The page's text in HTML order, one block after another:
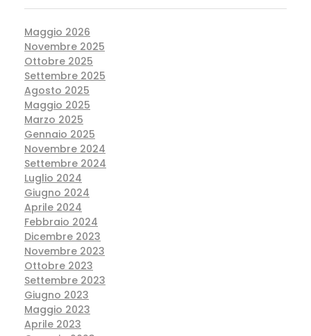
Maggio 2026
Novembre 2025
Ottobre 2025
Settembre 2025
Agosto 2025
Maggio 2025
Marzo 2025
Gennaio 2025
Novembre 2024
Settembre 2024
Luglio 2024
Giugno 2024
Aprile 2024
Febbraio 2024
Dicembre 2023
Novembre 2023
Ottobre 2023
Settembre 2023
Giugno 2023
Maggio 2023
Aprile 2023